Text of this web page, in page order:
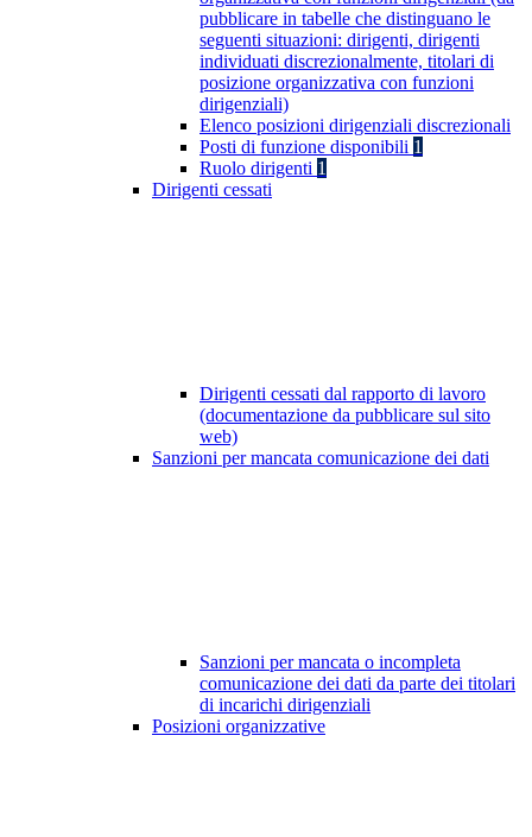
pubblicare in tabelle che distinguano le
seguenti situazioni: dirigenti, dirigenti
individuati discrezionalmente, titolari di
posizione organizzativa con funzioni
dirigenziali)
Elenco posizioni dirigenziali discrezionali
Posti di funzione disponibili 1
Ruolo dirigenti 1
Dirigenti cessati
Dirigenti cessati dal rapporto di lavoro
(documentazione da pubblicare sul sito
web)
Sanzioni per mancata comunicazione dei dati
Sanzioni per mancata o incompleta
comunicazione dei dati da parte dei titolari
di incarichi dirigenziali
Posizioni organizzative